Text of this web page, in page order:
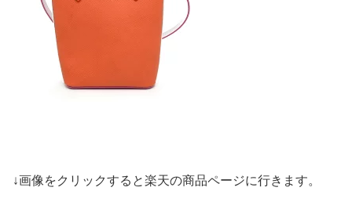
↓画像をクリックすると楽天の商品ページに行きます。